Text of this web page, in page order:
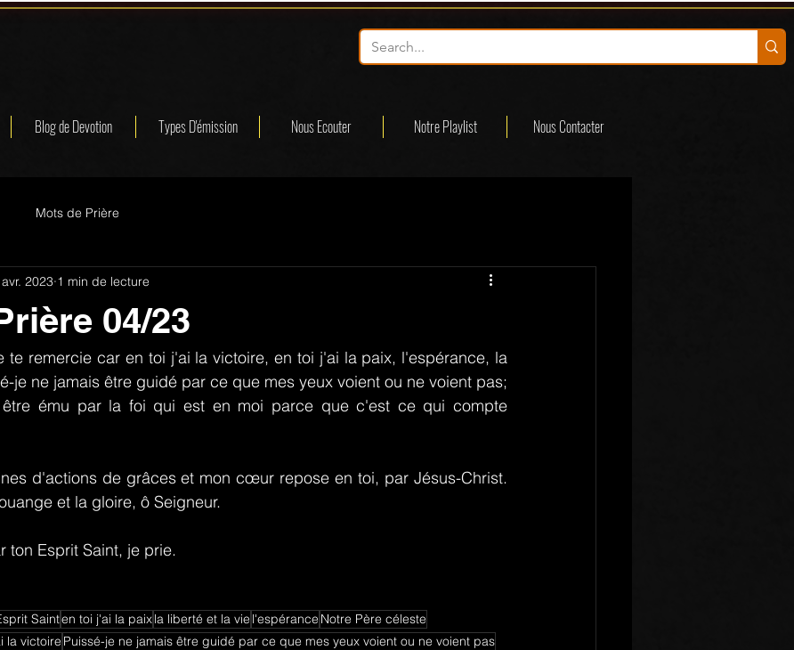
Blog de Devotion Types D'émission Nous Ecouter Notre Playlist Nous Contacter
Mots de Prière
04/23
2023 1 min de lecture
te remercie car en toi j'ai la victoire, en toi j'ai la paix, l'espérance, la
je ne jamais être guidé par ce que mes yeux voient ou ne voient pas;
être ému par la foi qui est en moi parce que c'est ce qui compte
d'actions de grâces et mon cœur repose en toi, par Jésus-Christ.
et la gloire, ô Seigneur.
ton Esprit Saint, je prie.
Sainten toi j'ai la paixla liberté et la vie l'espérance Notre Père céleste
la victoire Puissé-je ne jamais être guidé par ce que mes yeux voient ou ne voient pas